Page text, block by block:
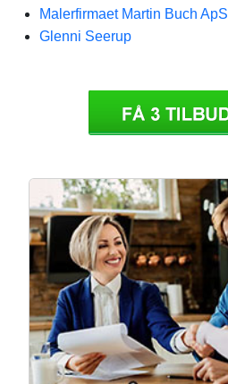
Malerfirmaet Martin Buch ApS
Glenni Seerup